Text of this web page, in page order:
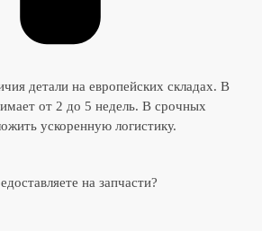
детали на европейских складах. В
от 2 до 5 недель. В срочных
ускоренную логистику.
на запчасти?